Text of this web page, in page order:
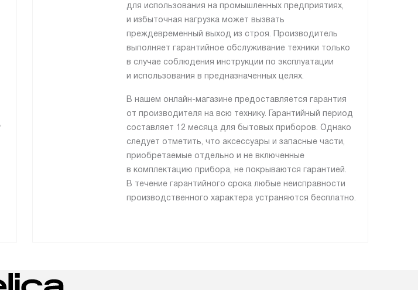
для использования на промышленных предприятиях,
и избыточная нагрузка может вызвать
преждевременный выход из строя. Производитель
выполняет гарантийное обслуживание техники только
в случае соблюдения инструкции по эксплуатации
и использования в предназначенных целях.
В нашем онлайн-магазине предоставляется гарантия
от производителя на всю технику. Гарантийный период
составляет 12 месяца для бытовых приборов. Однако
следует отметить, что аксессуары и запасные части,
приобретаемые отдельно и не включенные
в комплектацию прибора, не покрываются гарантией.
В течение гарантийного срока любые неисправности
производственного характера устраняются бесплатно.